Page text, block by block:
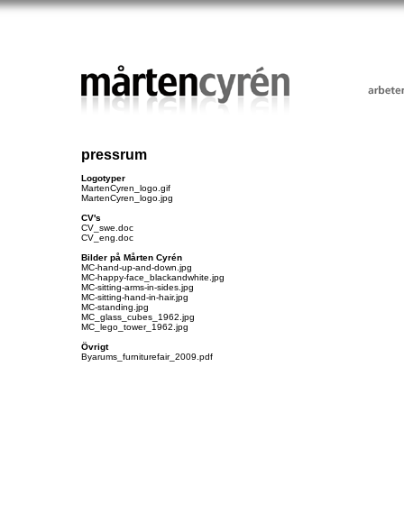
pressrum
Logotyper
MartenCyren_logo.gif
MartenCyren_logo.jpg
CV's
CV_swe.doc
CV_eng.doc
Bilder på Mårten Cyrén
MC-hand-up-and-down.jpg
MC-happy-face_blackandwhite.jpg
MC-sitting-arms-in-sides.jpg
MC-sitting-hand-in-hair.jpg
MC-standing.jpg
MC_glass_cubes_1962.jpg
MC_lego_tower_1962.jpg
Övrigt
Byarums_furniturefair_2009.pdf